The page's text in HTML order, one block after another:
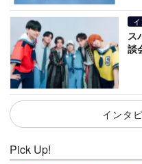
ス
談
インタ
Pick Up!